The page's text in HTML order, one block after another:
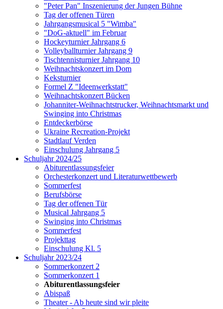
"Peter Pan" Inszenierung der Jungen Bühne
Tag der offenen Türen
Jahrgangsmusical 5 "Wimba"
"DoG-aktuell" im Februar
Hockeyturnier Jahrgang 6
Volleyballturnier Jahrgang 9
Tischtennisturnier Jahrgang 10
Weihnachtskonzert im Dom
Keksturnier
Formel Z "Ideenwerkstatt"
Weihnachtskonzert Bücken
Johanniter-Weihnachtstrucker, Weihnachtsmarkt und
Swinging into Christmas
Entdeckerbörse
Ukraine Recreation-Projekt
Stadtlauf Verden
Einschulung Jahrgang 5
Schuljahr 2024/25
Abiturentlassungsfeier
Orchesterkonzert und Literaturwettbewerb
Sommerfest
Berufsbörse
Tag der offenen Tür
Musical Jahrgang 5
Swinging into Christmas
Sommerfest
Projekttag
Einschulung Kl. 5
Schuljahr 2023/24
Sommerkonzert 2
Sommerkonzert 1
Abiturentlassungsfeier
Abispaß
Theater - Ab heute sind wir pleite